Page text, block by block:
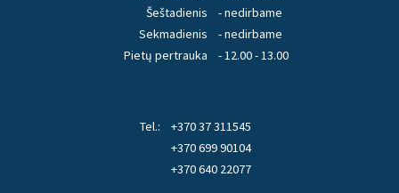
Šeštadienis
Sekmadienis
Pietų pertrauka
- nedirbame
- nedirbame
- 12.00 - 13.00
Tel.:
+370 37 311545
+370 699 90104
+370 640 22077